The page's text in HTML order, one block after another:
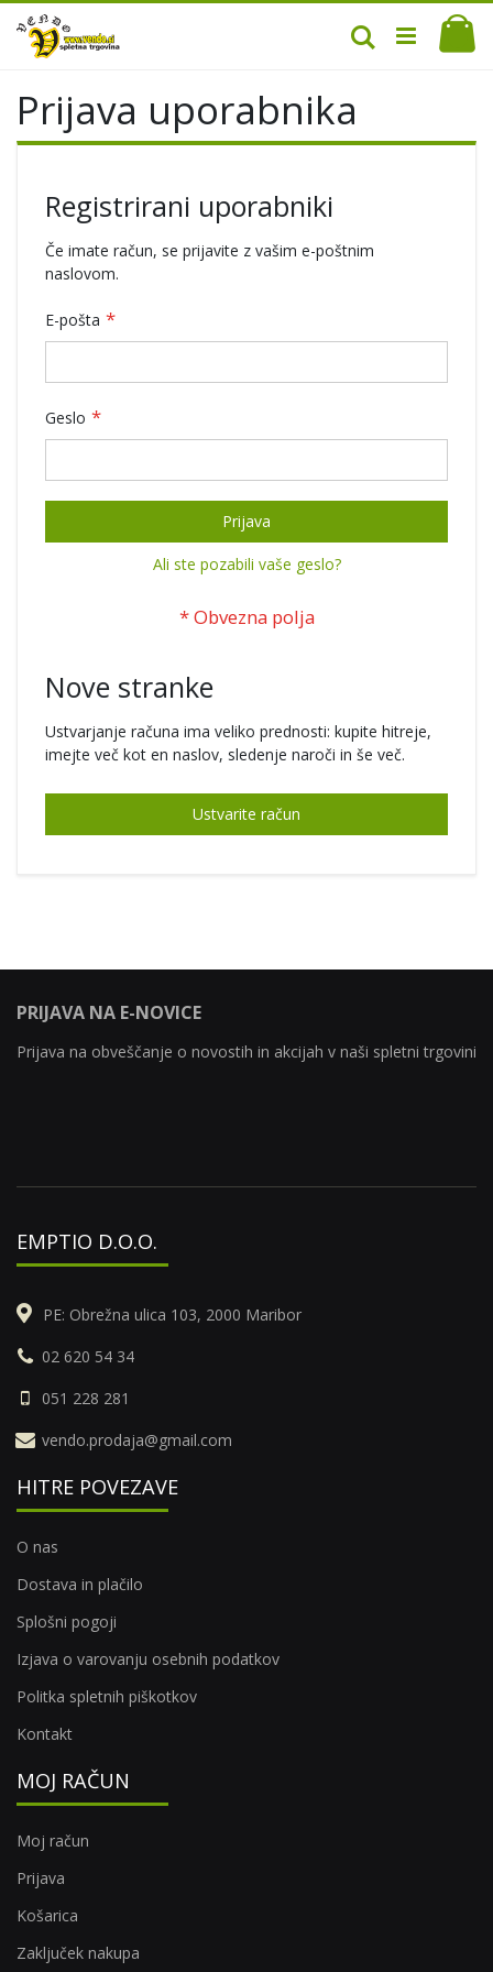
Iskanje
Prijava uporabnika
Registrirani uporabniki
Če imate račun, se prijavite z vašim e-poštnim
naslovom.
E-pošta
Geslo
Prijava
Ali ste pozabili vaše geslo?
Nove stranke
Ustvarjanje računa ima veliko prednosti: kupite hitreje,
imejte več kot en naslov, sledenje naroči in še več.
Ustvarite račun
PRIJAVA NA E-NOVICE
Prijava na obveščanje o novostih in akcijah v naši spletni trgovini
EMPTIO D.O.O.
PE: Obrežna ulica 103, 2000 Maribor
02 620 54 34
051 228 281
vendo.prodaja@gmail.com
HITRE POVEZAVE
O nas
Dostava in plačilo
Splošni pogoji
Izjava o varovanju osebnih podatkov
Politka spletnih piškotkov
Kontakt
MOJ RAČUN
Moj račun
Prijava
Košarica
Zaključek nakupa